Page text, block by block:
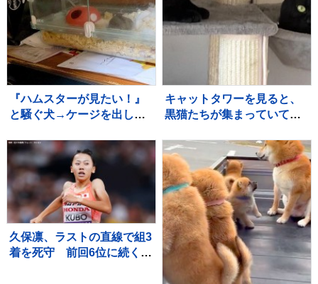
『ハムスターが見たい！』
と騒ぐ犬→ケージを出して
て…人間の子どものような
光景に反響「なんて尊い
の」「姿勢がｗ」
キャットタワーを見ると、
黒猫たちが集まっていて…
『素敵すぎる瞬間』に２万
いいね「圧巻」「かわいす
ぎる影分身」
久保凛、ラストの直線で組3
着を死守 前回6位に続く2